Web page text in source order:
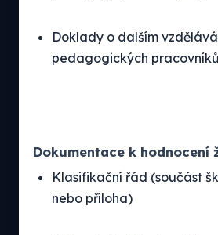
Doklady o dalším
pedagogických
Dokumentace k hodnocení
Klasifikační řád (součást
nebo příloha)